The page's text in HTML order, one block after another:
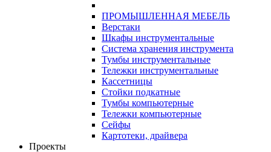
ПРОМЫШЛЕННАЯ МЕБЕЛЬ
Верстаки
Шкафы инструментальные
Система хранения инструмента
Тумбы инструментальные
Тележки инструментальные
Кассетницы
Стойки подкатные
Тумбы компьютерные
Тележки компьютерные
Сейфы
Картотеки, драйвера
Проекты